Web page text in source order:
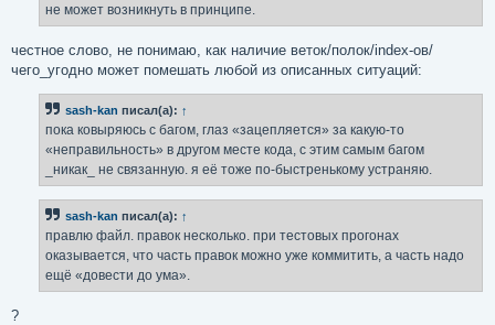
не может возникнуть в принципе.
честное слово, не понимаю, как наличие веток/полок/index-ов/
чего_угодно может помешать любой из описанных ситуаций:
sash-kan писал(а): ↑
пока ковыряюсь с багом, глаз «зацепляется» за какую-то
«неправильность» в другом месте кода, с этим самым багом
_никак_ не связанную. я её тоже по-быстренькому устраняю.
sash-kan писал(а): ↑
правлю файл. правок несколько. при тестовых прогонах
оказывается, что часть правок можно уже коммитить, а часть надо
ещё «довести до ума».
?